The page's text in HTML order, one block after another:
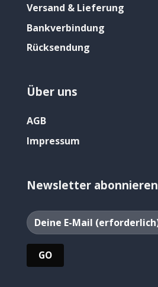
Versand & Lieferung
Bankverbindung
Rücksendung
Über uns
AGB
Impressum
Newsletter abonnieren